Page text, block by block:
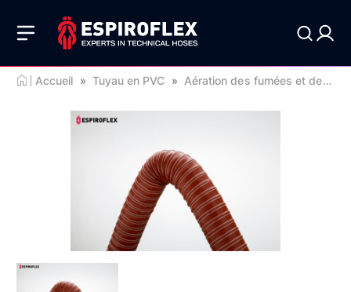
Accueil » Tuyau en PVC » Aération des fumées et des gaz